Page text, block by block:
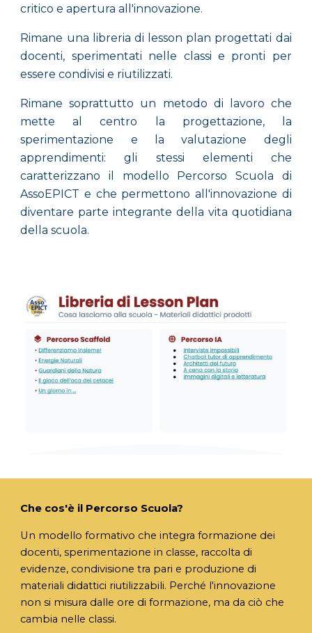
critico e apertura all'innovazione.
Rimane una libreria di lesson plan progettati dai
docenti, sperimentati nelle classi e pronti per
essere condivisi e riutilizzati.
Rimane soprattutto un metodo di lavoro che
mette al centro la progettazione, la
sperimentazione e la valutazione degli
apprendimenti: gli stessi elementi che
caratterizzano il modello Percorso Scuola di
AssoEPICT e che permettono all'innovazione di
diventare parte integrante della vita quotidiana
della scuola.
Che cos'è il Percorso Scuola?
Un modello formativo che integra formazione dei
docenti, sperimentazione in classe, raccolta di
evidenze, condivisione tra pari e produzione di
materiali didattici riutilizzabili. Perché l'innovazione
non si misura dalle ore di formazione, ma da ciò che
cambia nelle classi.